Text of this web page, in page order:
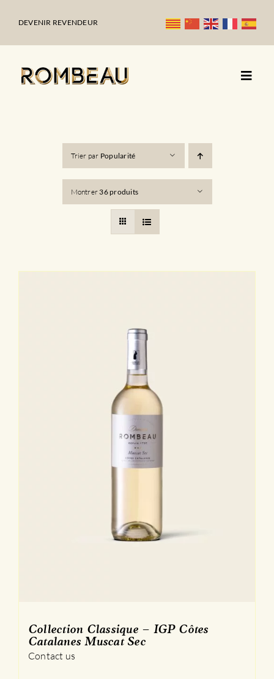
DEVENIR REVENDEUR
Trier par Popularité
Montrer 36 produits
Collection Classique – IGP Côtes
Catalanes Muscat Sec
Contact us